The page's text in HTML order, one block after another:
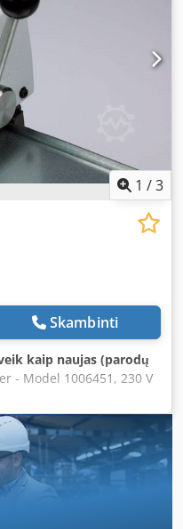
1 /3
Skambinti
kaip naujas (parodų
- Model 1006451, 230 V
3/8" jaws - Max. sheet
Complete, including
Ak Esck